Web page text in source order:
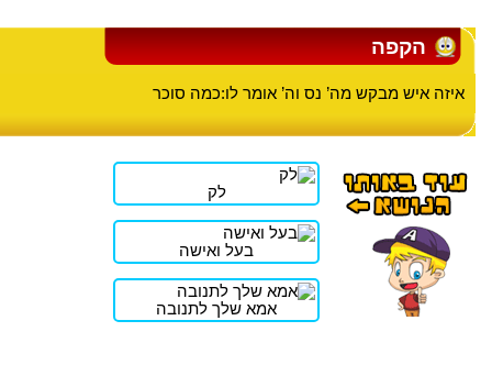
הקפה
איזה איש מבקש מה’ נס וה’ אומר לו:כמה סוכר
לק
בעל ואישה
אמא שלך לתנובה